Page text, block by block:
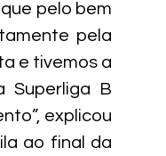
pelo bem
pela
e tivemos a
Superliga B
explicou
ao final da